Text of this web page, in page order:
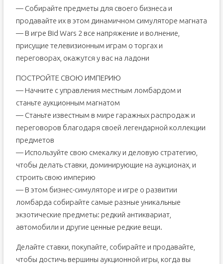
— Собирайте предметы для своего бизнеса и
продавайте их в этом динамичном симуляторе магната
— В игре Bid Wars 2 все напряжение и волнение,
присущие телевизионным играм о торгах и
переговорах, окажутся у вас на ладони
ПОСТРОЙТЕ СВОЮ ИМПЕРИЮ
— Начните с управления местным ломбардом и
станьте аукционным магнатом
— Станьте известным в мире гаражных распродаж и
переговоров благодаря своей легендарной коллекции
предметов
— Используйте свою смекалку и деловую стратегию,
чтобы делать ставки, доминирующие на аукционах, и
строить свою империю
— В этом бизнес-симуляторе и игре о развитии
ломбарда собирайте самые разные уникальные
экзотические предметы: редкий антиквариат,
автомобили и другие ценные редкие вещи.
Делайте ставки, покупайте, собирайте и продавайте,
чтобы достичь вершины аукционной игры, когда вы